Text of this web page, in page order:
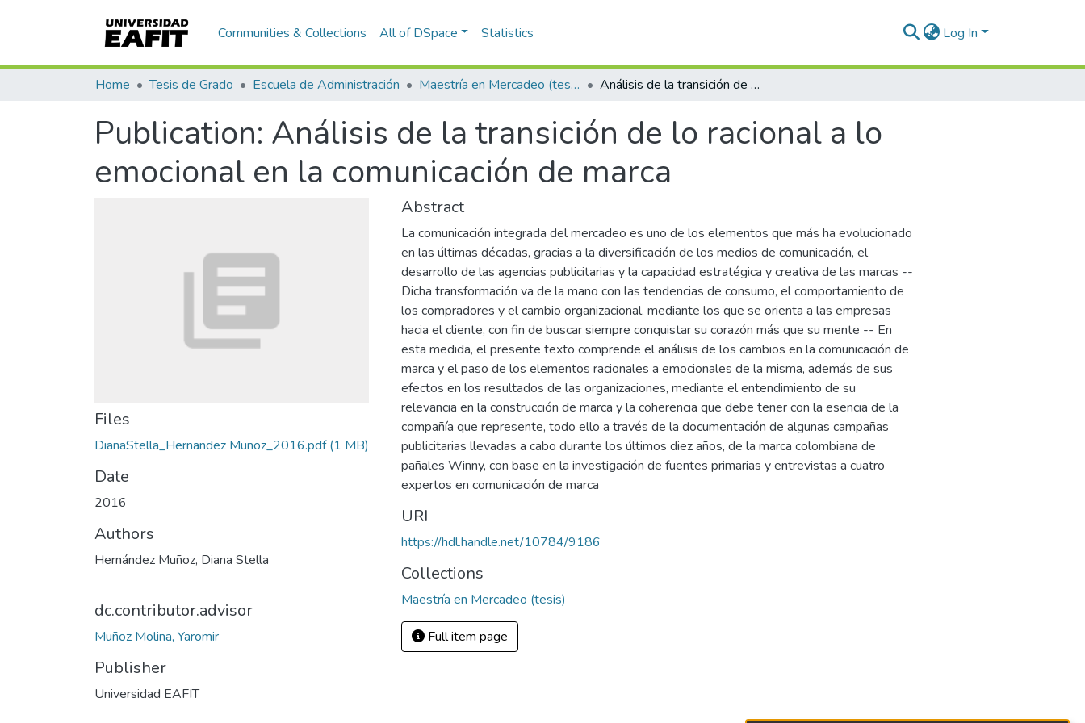
Communities & Collections All of DSpace Statistics Log In
Home Tesis de Grado Escuela de Administración Maestría en Mercadeo (tesis) Análisis de la transición de lo racional a lo emocional en la comunicación de marca
Publication: Análisis de la transición de lo racional a lo
emocional en la comunicación de marca
Files
DianaStella_Hernandez Munoz_2016.pdf(1 MB)
Date
2016
Authors
Hernández Muñoz, Diana Stella
dc.contributor.advisor
Muñoz Molina, Yaromir
Publisher
Universidad EAFIT
Abstract
La comunicación integrada del mercadeo es uno de los elementos que más ha evolucionado
en las últimas décadas, gracias a la diversificación de los medios de comunicación, el
desarrollo de las agencias publicitarias y la capacidad estratégica y creativa de las marcas --
Dicha transformación va de la mano con las tendencias de consumo, el comportamiento de
los compradores y el cambio organizacional, mediante los que se orienta a las empresas
hacia el cliente, con fin de buscar siempre conquistar su corazón más que su mente -- En
esta medida, el presente texto comprende el análisis de los cambios en la comunicación de
marca y el paso de los elementos racionales a emocionales de la misma, además de sus
efectos en los resultados de las organizaciones, mediante el entendimiento de su
relevancia en la construcción de marca y la coherencia que debe tener con la esencia de la
compañía que represente, todo ello a través de la documentación de algunas campañas
publicitarias llevadas a cabo durante los últimos diez años, de la marca colombiana de
pañales Winny, con base en la investigación de fuentes primarias y entrevistas a cuatro
expertos en comunicación de marca
URI
https://hdl.handle.net/10784/9186
Collections
Maestría en Mercadeo (tesis)
Full item page